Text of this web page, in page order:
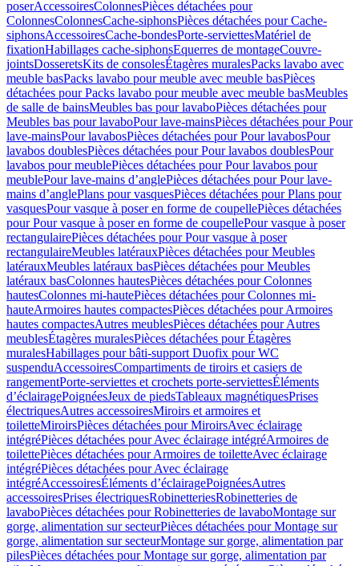
poserAccessoiresColonnesPièces détachées pour
ColonnesColonnesCache-siphonsPièces détachées pour Cache-
siphonsAccessoiresCache-bondesPorte-serviettesMatériel de
fixationHabillages cache-siphonsEquerres de montageCouvre-
jointsDosseretsKits de consolesÉtagères muralesPacks lavabo avec
meuble basPacks lavabo pour meuble avec meuble basPièces
détachées pour Packs lavabo pour meuble avec meuble basMeubles
de salle de bainsMeubles bas pour lavaboPièces détachées pour
Meubles bas pour lavaboPour lave-mainsPièces détachées pour Pour
lave-mainsPour lavabosPièces détachées pour Pour lavabosPour
lavabos doublesPièces détachées pour Pour lavabos doublesPour
lavabos pour meublePièces détachées pour Pour lavabos pour
meublePour lave-mains d’anglePièces détachées pour Pour lave-
mains d’anglePlans pour vasquesPièces détachées pour Plans pour
vasquesPour vasque à poser en forme de coupellePièces détachées
pour Pour vasque à poser en forme de coupellePour vasque à poser
rectangulairePièces détachées pour Pour vasque à poser
rectangulaireMeubles latérauxPièces détachées pour Meubles
latérauxMeubles latéraux basPièces détachées pour Meubles
latéraux basColonnes hautesPièces détachées pour Colonnes
hautesColonnes mi-hautePièces détachées pour Colonnes mi-
hauteArmoires hautes compactesPièces détachées pour Armoires
hautes compactesAutres meublesPièces détachées pour Autres
meublesÉtagères muralesPièces détachées pour Étagères
muralesHabillages pour bâti-support Duofix pour WC
suspenduAccessoiresCompartiments de tiroirs et casiers de
rangementPorte-serviettes et crochets porte-serviettesÉléments
d’éclairagePoignéesJeux de piedsTableaux magnétiquesPrises
électriquesAutres accessoiresMiroirs et armoires et
toiletteMiroirsPièces détachées pour MiroirsAvec éclairage
intégréPièces détachées pour Avec éclairage intégréArmoires de
toilettePièces détachées pour Armoires de toiletteAvec éclairage
intégréPièces détachées pour Avec éclairage
intégréAccessoiresÉléments d’éclairagePoignéesAutres
accessoiresPrises électriquesRobinetteriesRobinetteries de
lavaboPièces détachées pour Robinetteries de lavaboMontage sur
gorge, alimentation sur secteurPièces détachées pour Montage sur
gorge, alimentation sur secteurMontage sur gorge, alimentation par
pilesPièces détachées pour Montage sur gorge, alimentation par